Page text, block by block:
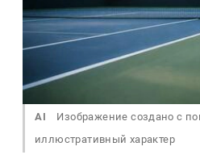
AI
Изображение создано с
иллюстративный характер